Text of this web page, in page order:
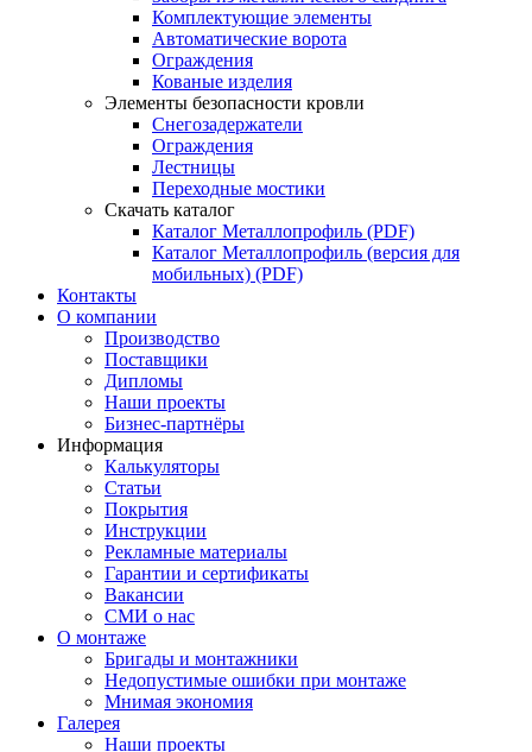
Комплектующие элементы
Автоматические ворота
Ограждения
Кованые изделия
Элементы безопасности кровли
Снегозадержатели
Ограждения
Лестницы
Переходные мостики
Скачать каталог
Каталог Металлопрофиль (PDF)
Каталог Металлопрофиль (версия для
мобильных) (PDF)
Контакты
О компании
Производство
Поставщики
Дипломы
Наши проекты
Бизнес-партнёры
Информация
Калькуляторы
Статьи
Покрытия
Инструкции
Рекламные материалы
Гарантии и сертификаты
Вакансии
СМИ о нас
О монтаже
Бригады и монтажники
Недопустимые ошибки при монтаже
Мнимая экономия
Галерея
Наши проекты